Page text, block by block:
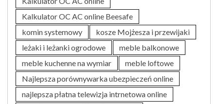
Kalkulator OC AC online Beesafe
komin systemowy
kosze Mojżesza i przewijaki
leżaki i leżanki ogrodowe
meble balkonowe
meble kuchenne na wymiar
meble loftowe
Najlepsza porównywarka ubezpieczeń online
najlepsza płatna telewizja intrnetowa online